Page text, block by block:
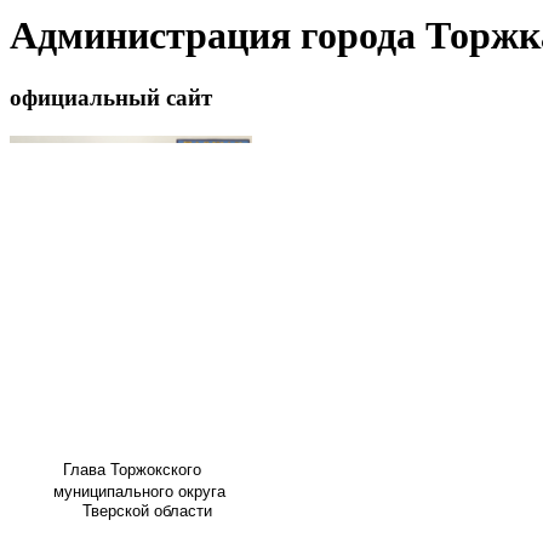
Администрация города
официальный сайт
Глава Торжокского
муниципального округа
Тверской области